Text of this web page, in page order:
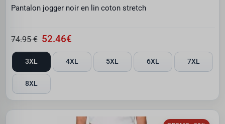
Pantalon jogger noir en lin coton stretch
74.95 € 52.46€
3XL 4XL 5XL 6XL 7XL
8XL